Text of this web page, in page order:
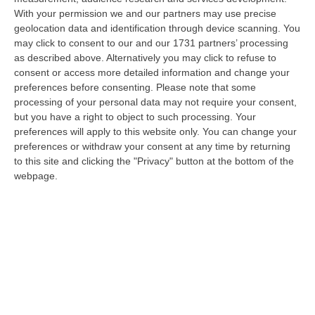
With your permission we and our partners may use precise
geolocation data and identification through device scanning. You
may click to consent to our and our 1731 partners’ processing
as described above. Alternatively you may click to refuse to
consent or access more detailed information and change your
preferences before consenting.
Please note that some
processing of your personal data may not require your consent,
but you have a right to object to such processing. Your
preferences will apply to this website only. You can change your
preferences or withdraw your consent at any time by returning
to this site and clicking the "Privacy" button at the bottom of the
webpage.
Sessantenne
“MAMMOLA Un sessantenne, F.S., originario della piana di Gioia Tauro, è
stato arrestato dai carabinieri a Cinquefrondi perché accusato del t…
05 Agosto, 22:07
Ciclovia Dei Parchi Della Calabria: Al Via La Messa In Sicurezza
Del Tratto Fabrizia – Serra San Bruno
“SERRA SAN BRUNO Partono i lavori di riqualificazione e miglioramento
della sicurezza lungo la Ciclovia dei Parchi della Calabria, concentra…
05 Agosto, 21:56